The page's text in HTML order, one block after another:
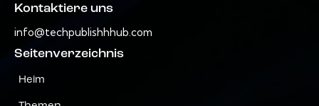
Kontaktiere uns
info@techpublishhhub.com
Seitenverzeichnis
Heim